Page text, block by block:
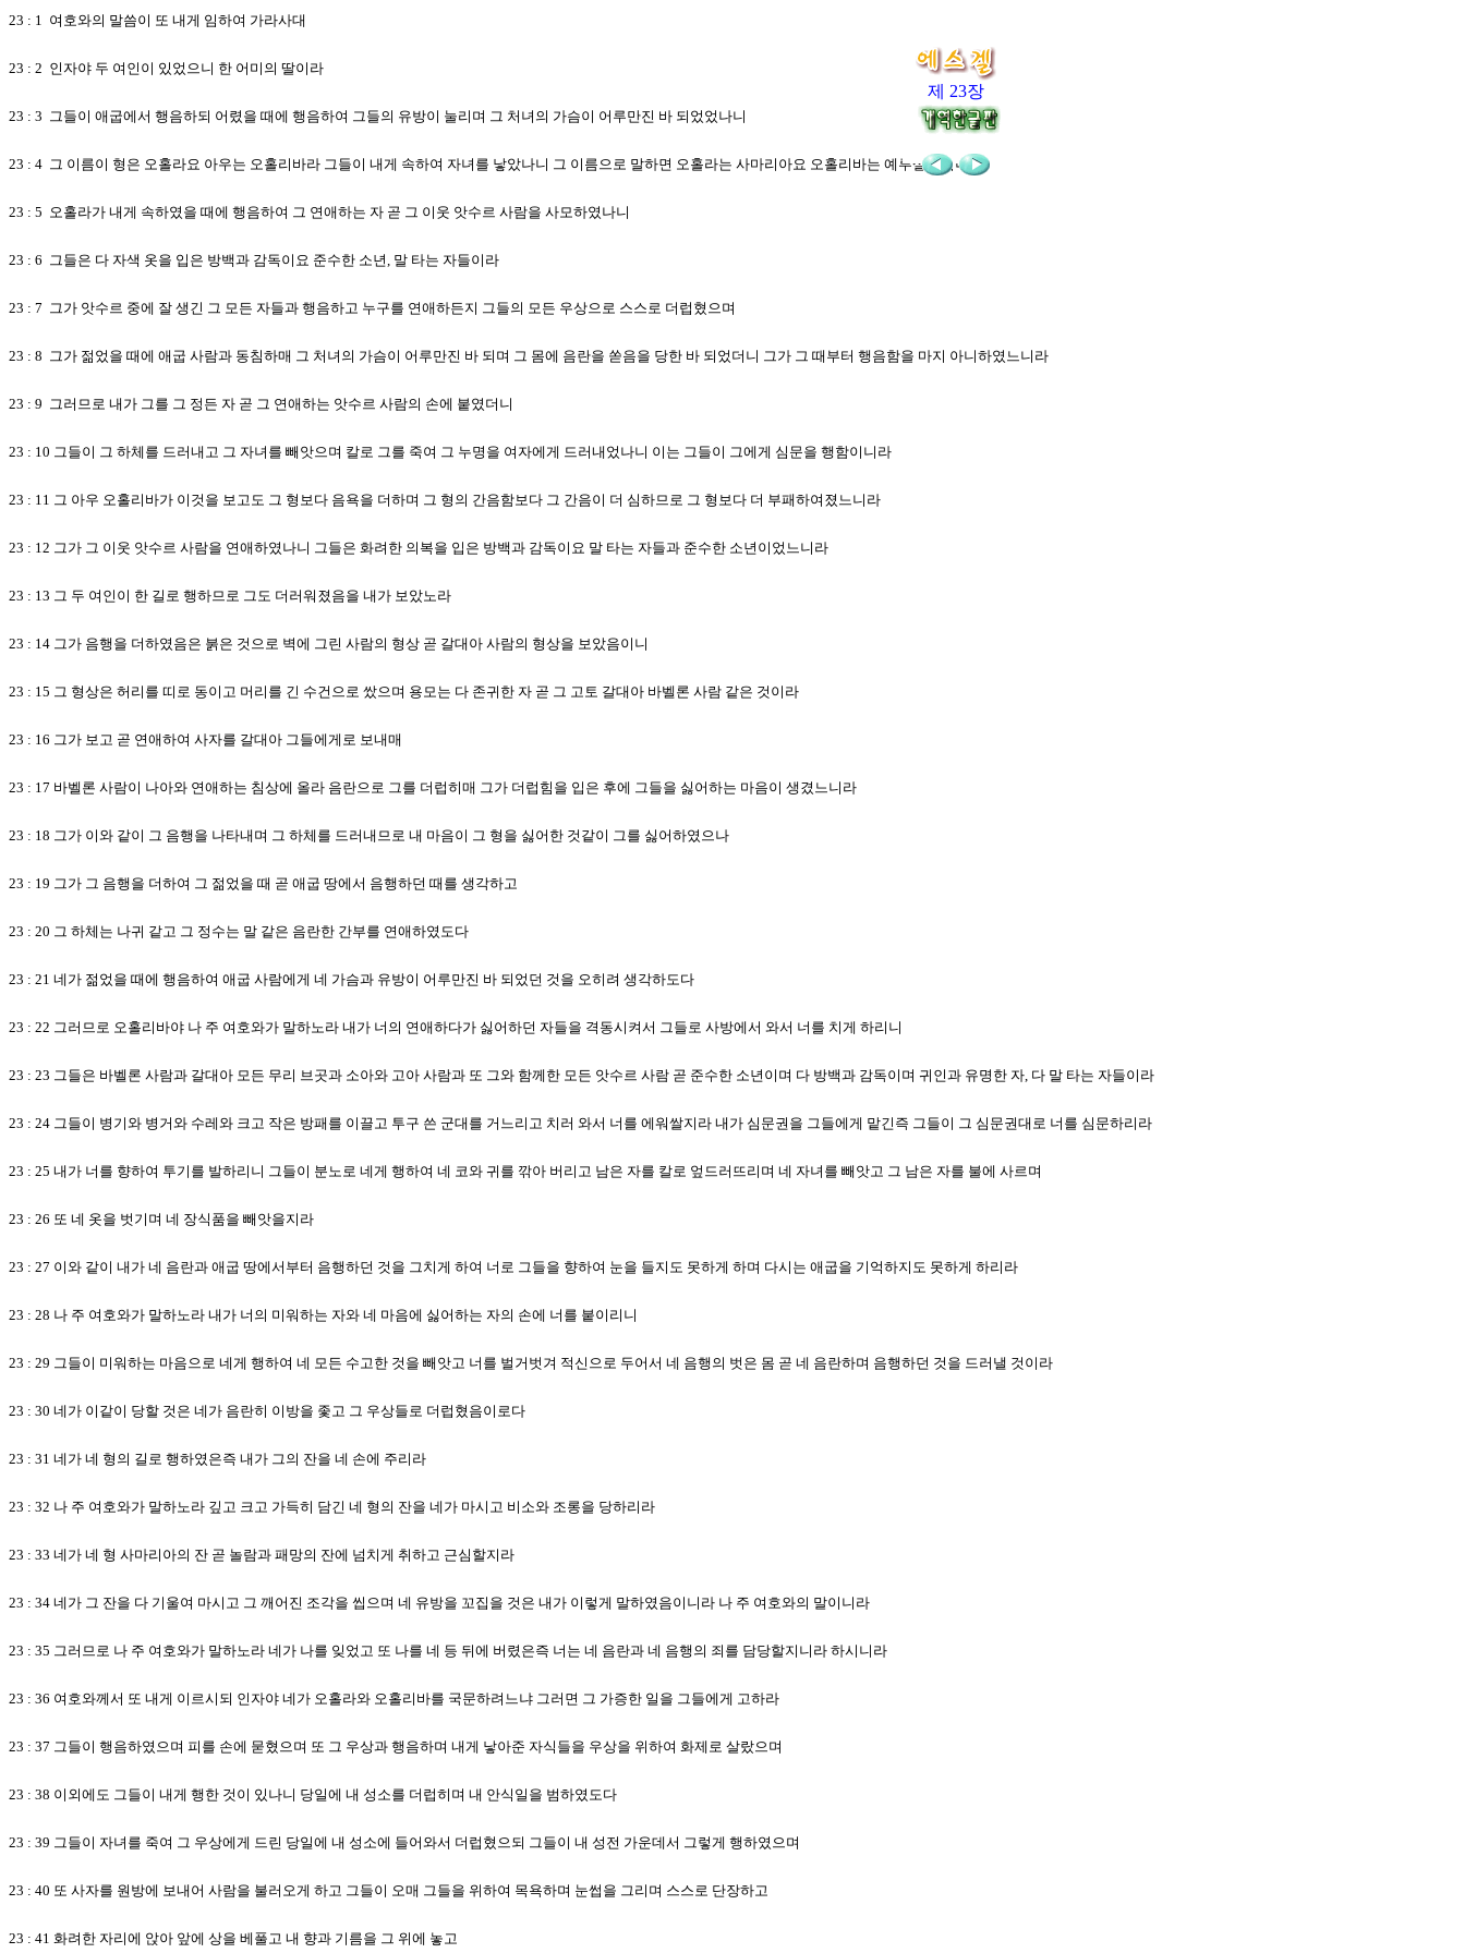
제 23장
23 : 1 여호와의 말씀이 또 내게 임하여 가라사대
23 : 2 인자야 두 여인이 있었으니 한 어미의 딸이라
23 : 3 그들이 애굽에서 행음하되 어렸을 때에 행음하여 그들의 유방이 눌리며 그 처녀의 가슴이 어루만진 바 되었었나니
23 : 4 그 이름이 형은 오홀라요 아우는 오홀리바라 그들이 내게 속하여 자녀를 낳았나니 그 이름으로 말하면 오홀라는 사마리아요 오홀리바는 예루살렘이니라
23 : 5 오홀라가 내게 속하였을 때에 행음하여 그 연애하는 자 곧 그 이웃 앗수르 사람을 사모하였나니
23 : 6 그들은 다 자색 옷을 입은 방백과 감독이요 준수한 소년, 말 타는 자들이라
23 : 7 그가 앗수르 중에 잘 생긴 그 모든 자들과 행음하고 누구를 연애하든지 그들의 모든 우상으로 스스로 더럽혔으며
23 : 8 그가 젊었을 때에 애굽 사람과 동침하매 그 처녀의 가슴이 어루만진 바 되며 그 몸에 음란을 쏟음을 당한 바 되었더니 그가 그 때부터 행음함을 마지 아니하였느니라
23 : 9 그러므로 내가 그를 그 정든 자 곧 그 연애하는 앗수르 사람의 손에 붙였더니
23 : 10 그들이 그 하체를 드러내고 그 자녀를 빼앗으며 칼로 그를 죽여 그 누명을 여자에게 드러내었나니 이는 그들이 그에게 심문을 행함이니라
23 : 11 그 아우 오홀리바가 이것을 보고도 그 형보다 음욕을 더하며 그 형의 간음함보다 그 간음이 더 심하므로 그 형보다 더 부패하여졌느니라
23 : 12 그가 그 이웃 앗수르 사람을 연애하였나니 그들은 화려한 의복을 입은 방백과 감독이요 말 타는 자들과 준수한 소년이었느니라
23 : 13 그 두 여인이 한 길로 행하므로 그도 더러워졌음을 내가 보았노라
23 : 14 그가 음행을 더하였음은 붉은 것으로 벽에 그린 사람의 형상 곧 갈대아 사람의 형상을 보았음이니
23 : 15 그 형상은 허리를 띠로 동이고 머리를 긴 수건으로 쌌으며 용모는 다 존귀한 자 곧 그 고토 갈대아 바벨론 사람 같은 것이라
23 : 16 그가 보고 곧 연애하여 사자를 갈대아 그들에게로 보내매
23 : 17 바벨론 사람이 나아와 연애하는 침상에 올라 음란으로 그를 더럽히매 그가 더럽힘을 입은 후에 그들을 싫어하는 마음이 생겼느니라
23 : 18 그가 이와 같이 그 음행을 나타내며 그 하체를 드러내므로 내 마음이 그 형을 싫어한 것같이 그를 싫어하였으나
23 : 19 그가 그 음행을 더하여 그 젊었을 때 곧 애굽 땅에서 음행하던 때를 생각하고
23 : 20 그 하체는 나귀 같고 그 정수는 말 같은 음란한 간부를 연애하였도다
23 : 21 네가 젊었을 때에 행음하여 애굽 사람에게 네 가슴과 유방이 어루만진 바 되었던 것을 오히려 생각하도다
23 : 22 그러므로 오홀리바야 나 주 여호와가 말하노라 내가 너의 연애하다가 싫어하던 자들을 격동시켜서 그들로 사방에서 와서 너를 치게 하리니
23 : 23 그들은 바벨론 사람과 갈대아 모든 무리 브곳과 소아와 고아 사람과 또 그와 함께한 모든 앗수르 사람 곧 준수한 소년이며 다 방백과 감독이며 귀인과 유명한 자, 다 말 타는 자들이라
23 : 24 그들이 병기와 병거와 수레와 크고 작은 방패를 이끌고 투구 쓴 군대를 거느리고 치러 와서 너를 에워쌀지라 내가 심문권을 그들에게 맡긴즉 그들이 그 심문권대로 너를 심문하리라
23 : 25 내가 너를 향하여 투기를 발하리니 그들이 분노로 네게 행하여 네 코와 귀를 깎아 버리고 남은 자를 칼로 엎드러뜨리며 네 자녀를 빼앗고 그 남은 자를 불에 사르며
23 : 26 또 네 옷을 벗기며 네 장식품을 빼앗을지라
23 : 27 이와 같이 내가 네 음란과 애굽 땅에서부터 음행하던 것을 그치게 하여 너로 그들을 향하여 눈을 들지도 못하게 하며 다시는 애굽을 기억하지도 못하게 하리라
23 : 28 나 주 여호와가 말하노라 내가 너의 미워하는 자와 네 마음에 싫어하는 자의 손에 너를 붙이리니
23 : 29 그들이 미워하는 마음으로 네게 행하여 네 모든 수고한 것을 빼앗고 너를 벌거벗겨 적신으로 두어서 네 음행의 벗은 몸 곧 네 음란하며 음행하던 것을 드러낼 것이라
23 : 30 네가 이같이 당할 것은 네가 음란히 이방을 좇고 그 우상들로 더럽혔음이로다
23 : 31 네가 네 형의 길로 행하였은즉 내가 그의 잔을 네 손에 주리라
23 : 32 나 주 여호와가 말하노라 깊고 크고 가득히 담긴 네 형의 잔을 네가 마시고 비소와 조롱을 당하리라
23 : 33 네가 네 형 사마리아의 잔 곧 놀람과 패망의 잔에 넘치게 취하고 근심할지라
23 : 34 네가 그 잔을 다 기울여 마시고 그 깨어진 조각을 씹으며 네 유방을 꼬집을 것은 내가 이렇게 말하였음이니라 나 주 여호와의 말이니라
23 : 35 그러므로 나 주 여호와가 말하노라 네가 나를 잊었고 또 나를 네 등 뒤에 버렸은즉 너는 네 음란과 네 음행의 죄를 담당할지니라 하시니라
23 : 36 여호와께서 또 내게 이르시되 인자야 네가 오홀라와 오홀리바를 국문하려느냐 그러면 그 가증한 일을 그들에게 고하라
23 : 37 그들이 행음하였으며 피를 손에 묻혔으며 또 그 우상과 행음하며 내게 낳아준 자식들을 우상을 위하여 화제로 살랐으며
23 : 38 이외에도 그들이 내게 행한 것이 있나니 당일에 내 성소를 더럽히며 내 안식일을 범하였도다
23 : 39 그들이 자녀를 죽여 그 우상에게 드린 당일에 내 성소에 들어와서 더럽혔으되 그들이 내 성전 가운데서 그렇게 행하였으며
23 : 40 또 사자를 원방에 보내어 사람을 불러오게 하고 그들이 오매 그들을 위하여 목욕하며 눈썹을 그리며 스스로 단장하고
23 : 41 화려한 자리에 앉아 앞에 상을 베풀고 내 향과 기름을 그 위에 놓고